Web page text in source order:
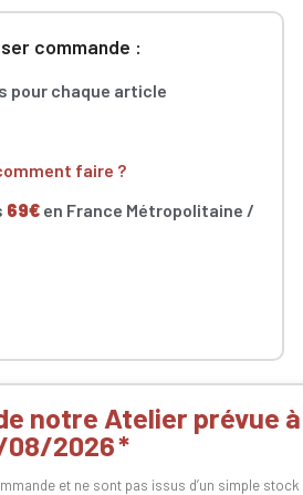
commande :
pour chaque article
faire ?
69€ en France Métropolitaine /
notre Atelier prévue
08/2026
et ne sont pas issus d’un simple